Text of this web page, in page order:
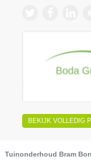
BEKIJK VOLLEDIG
Tuinonderhoud Bram